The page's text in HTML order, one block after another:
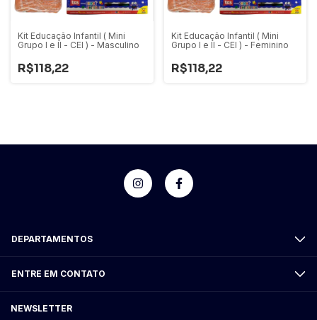
Kit Educação Infantil ( Mini
Grupo I e II - CEI ) - Masculino
R$118,22
Kit Educação Infantil ( Mini
Grupo I e II - CEI ) - Feminino
R$118,22
DEPARTAMENTOS
ENTRE EM CONTATO
NEWSLETTER